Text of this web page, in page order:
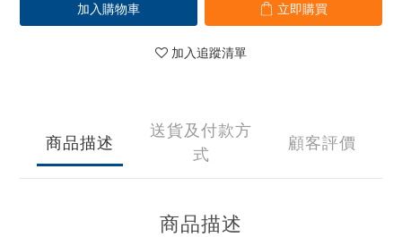
加入購物車 立即購買
加入追蹤清單
商品描述
送貨及付款方
式
顧客評價
商品描述